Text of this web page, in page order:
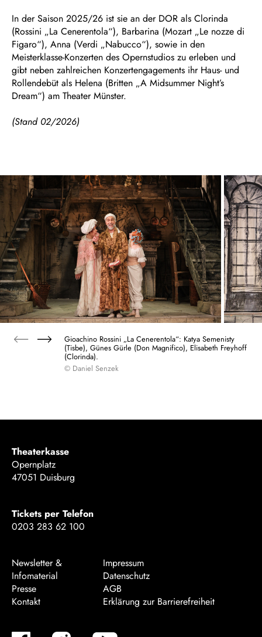
In der Saison 2025/26 ist sie an der DOR als Clorinda
(Rossini „La Cenerentola“), Barbarina (Mozart „Le nozze di
Figaro“), Anna (Verdi „Nabucco“), sowie in den
Meisterklasse-Konzerten des Opernstudios zu erleben und
gibt neben zahlreichen Konzertengagements ihr Haus- und
Rollendebüt als Helena (Britten „A Midsummer Night’s
Dream“) am Theater Münster.
(Stand 02/2026)
Gioachino Rossini „La Cenerentola“: Katya Semenisty
(Tisbe), Günes Gürle (Don Magnifico), Elisabeth Freyhoff
(Clorinda).
© Daniel Senzek
Theaterkasse
Opernplatz
47051 Duisburg
Tickets per Telefon
0203 283 62 100
Newsletter &
Infomaterial
Presse
Kontakt
Impressum
Datenschutz
AGB
Erklärung zur Barrierefreiheit